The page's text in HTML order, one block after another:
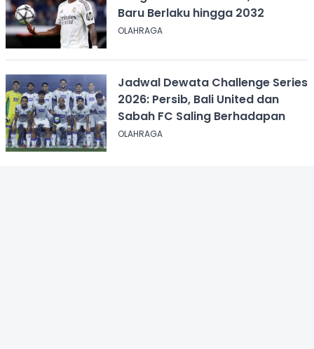
Baru Berlaku hingga 2032
OLAHRAGA
Jadwal Dewata Challenge Series
2026: Persib, Bali United dan
Sabah FC Saling Berhadapan
OLAHRAGA